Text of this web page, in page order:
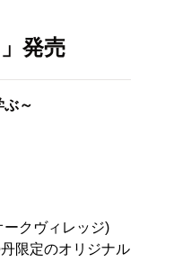
発売
ぶ～
クヴィレッジ)
限定のオリジナル